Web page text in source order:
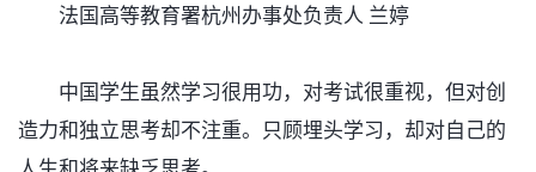
法国高等教育署杭州办事处负责人 兰婷
中国学生虽然学习很用功，对考试很重视，但对创
造力和独立思考却不注重。只顾埋头学习，却对自己的